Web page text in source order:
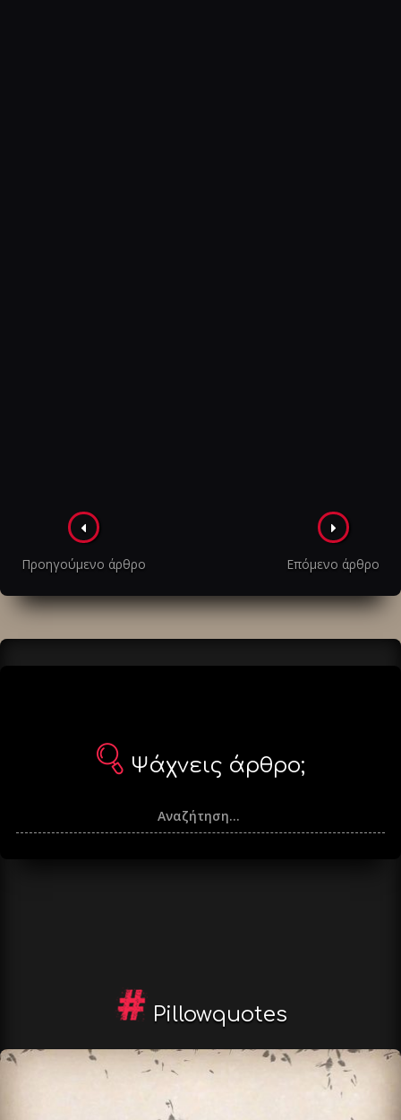
Πλοήγηση
στα
άρθρα
Προηγούμενο άρθρο Επόμενο άρθρο
Ψάχνεις άρθρο;
Pillowquotes